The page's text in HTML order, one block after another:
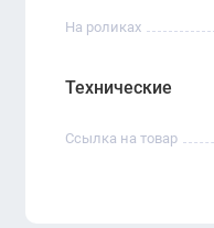
На роликах
Технические
Ссылка на товар